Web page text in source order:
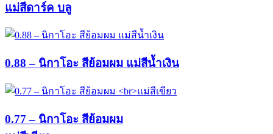
แม่สีดาร์ค บลู
0.88 – นิกาโอะ สีย้อมผม แม่สีน้ำเงิน
0.77 – นิกาโอะ สีย้อมผม